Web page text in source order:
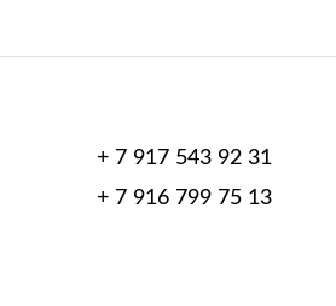
+ 7 917 543 92 31
+ 7 916 799 75 13